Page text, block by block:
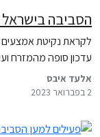
הסביבה
לקראת נקיטת אמצעים
עדכון סופה מהמזרח
אלעד איבס
2 בפברואר 2023